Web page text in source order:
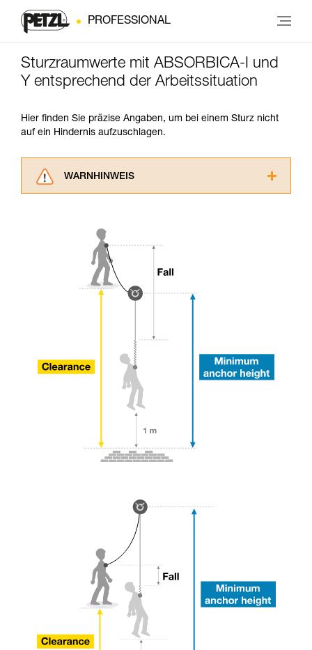
PROFESSIONAL
Sturzraumwerte mit ABSORBICA-I und
Y entsprechend der Arbeitssituation
Hier finden Sie präzise Angaben, um bei einem Sturz nicht
auf ein Hindernis aufzuschlagen.
WARNHINWEIS
aufmerksam durch, bevor Sie diesen zu Rate
ziehen. Um diese Zusatzinformationen
verstehen zu können, müssen Sie zuerst die in
der Gebrauchsanweisung enthaltenen
Informationen richtig verstanden haben.
Die Beherrschung dieser Techniken setzt eine
einem Profi, ob Sie in der Lage sind, den
Vorgang alleine sicher zu wiederholen, bevor
Sie ihn eigenständig durchführen.
Wir geben Beispiele für die mit Ihrer Aktivität
verbundenen Techniken. Möglicherweise gibt es
noch andere Techniken, die hier nicht